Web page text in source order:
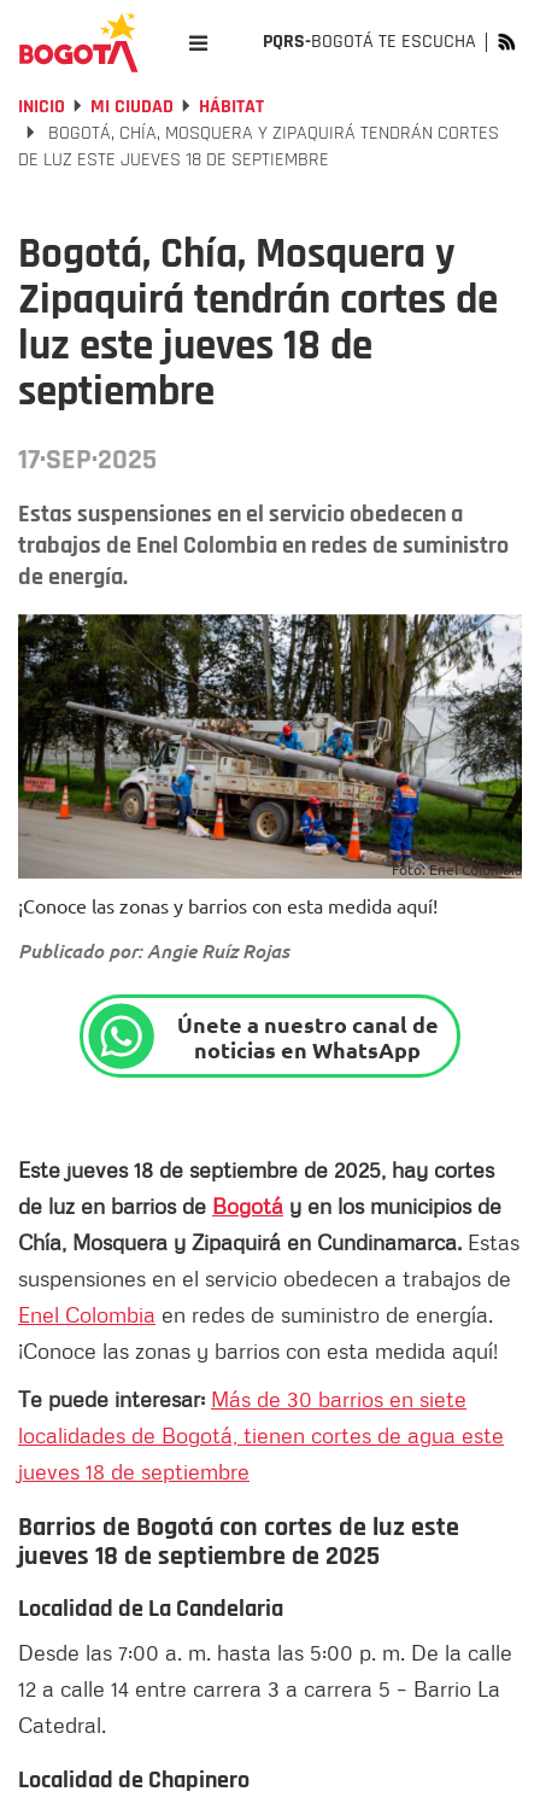
PQRS-BOGOTÁ TE ESCUCHA
INICIO MI CIUDAD
HÁBITAT
BOGOTÁ, CHÍA, MOSQUERA Y ZIPAQUIRÁ TENDRÁN CORTES
DE LUZ ESTE JUEVES 18 DE SEPTIEMBRE
Bogotá, Chía, Mosquera y
Zipaquirá tendrán cortes de
luz este jueves 18 de
septiembre
17·SEP·2025
Estas suspensiones en el servicio obedecen a
trabajos de Enel Colombia en redes de suministro
de energía.
Foto: Enel Colombia
¡Conoce las zonas y barrios con esta medida aquí!
Publicado por: Angie Ruíz Rojas
Únete a nuestro canal de
noticias en WhatsApp
Este jueves 18 de septiembre de 2025, hay cortes
de luz en barrios de Bogotá y en los municipios de
Chía, Mosquera y Zipaquirá en Cundinamarca. Estas
suspensiones en el servicio obedecen a trabajos de
Enel Colombia en redes de suministro de energía.
¡Conoce las zonas y barrios con esta medida aquí!
Te puede interesar: Más de 30 barrios en siete
localidades de Bogotá, tienen cortes de agua este
jueves 18 de septiembre
Barrios de Bogotá con cortes de luz este
jueves 18 de septiembre de 2025
Localidad de La Candelaria
Desde las 7:00 a. m. hasta las 5:00 p. m. De la calle
12 a calle 14 entre carrera 3 a carrera 5 – Barrio La
Catedral.
Localidad de Chapinero